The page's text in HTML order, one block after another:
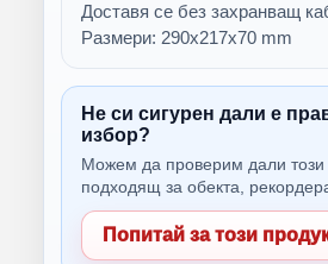
Доставя се без захранващ
Размери: 290х217х70 mm
Не си сигурен дали е
избор?
Можем да проверим дали този
подходящ за обекта,
Попитай за този